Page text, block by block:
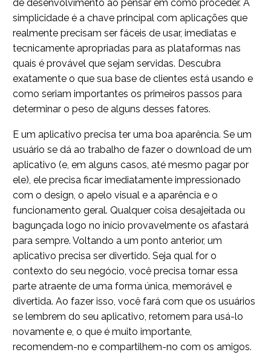
de desenvolvimento ao pensar em como proceder. A
simplicidade é a chave principal com aplicações que
realmente precisam ser fáceis de usar, imediatas e
tecnicamente apropriadas para as plataformas nas
quais é provável que sejam servidas. Descubra
exatamente o que sua base de clientes está usando e
como seriam importantes os primeiros passos para
determinar o peso de alguns desses fatores.
E um aplicativo precisa ter uma boa aparência. Se um
usuário se dá ao trabalho de fazer o download de um
aplicativo (e, em alguns casos, até mesmo pagar por
ele), ele precisa ficar imediatamente impressionado
com o design, o apelo visual e a aparência e o
funcionamento geral. Qualquer coisa desajeitada ou
bagunçada logo no início provavelmente os afastará
para sempre. Voltando a um ponto anterior, um
aplicativo precisa ser divertido. Seja qual for o
contexto do seu negócio, você precisa tornar essa
parte atraente de uma forma única, memorável e
divertida. Ao fazer isso, você fará com que os usuários
se lembrem do seu aplicativo, retornem para usá-lo
novamente e, o que é muito importante,
recomendem-no e compartilhem-no com os amigos.